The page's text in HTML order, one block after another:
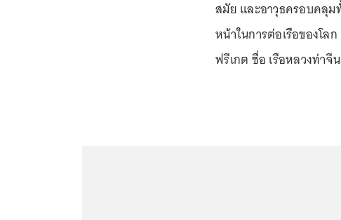
สมัย และอาวุธครอบคลุม
หน้าในการต่อเรือของโล
ฟรีเกต ชื่อ เรือหลวงท่าจี